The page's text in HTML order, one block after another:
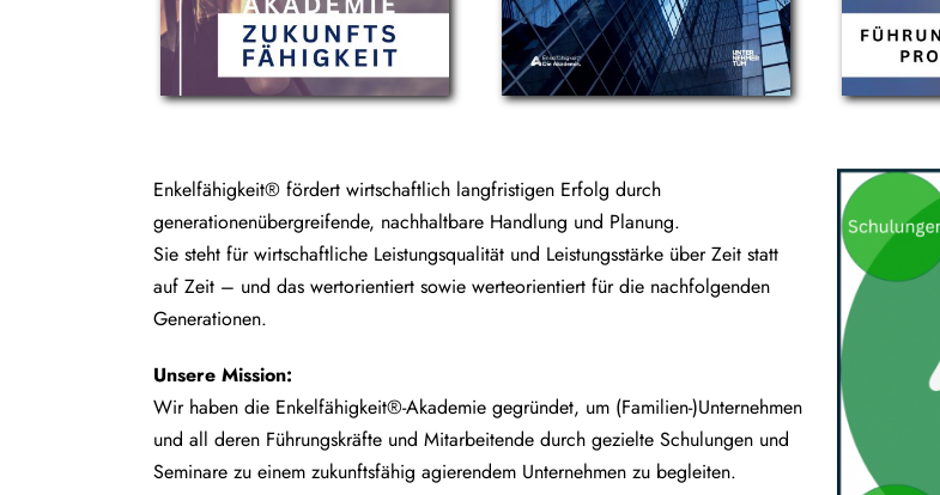
Enkelfähigkeit® fördert wirtschaftlich langfristigen Erfolg durch
generationenübergreifende, nachhaltbare Handlung und Planung.
Sie steht für wirtschaftliche Leistungsqualität und Leistungsstärke über Zeit statt
auf Zeit – und das wertorientiert sowie werteorientiert für die nachfolgenden
Generationen.
Unsere Mission:
Wir haben die Enkelfähigkeit®-Akademie gegründet, um (Familien-)Unternehmen
und all deren Führungskräfte und Mitarbeitende durch gezielte Schulungen und
Seminare zu einem zukunftsfähig agierendem Unternehmen zu begleiten.